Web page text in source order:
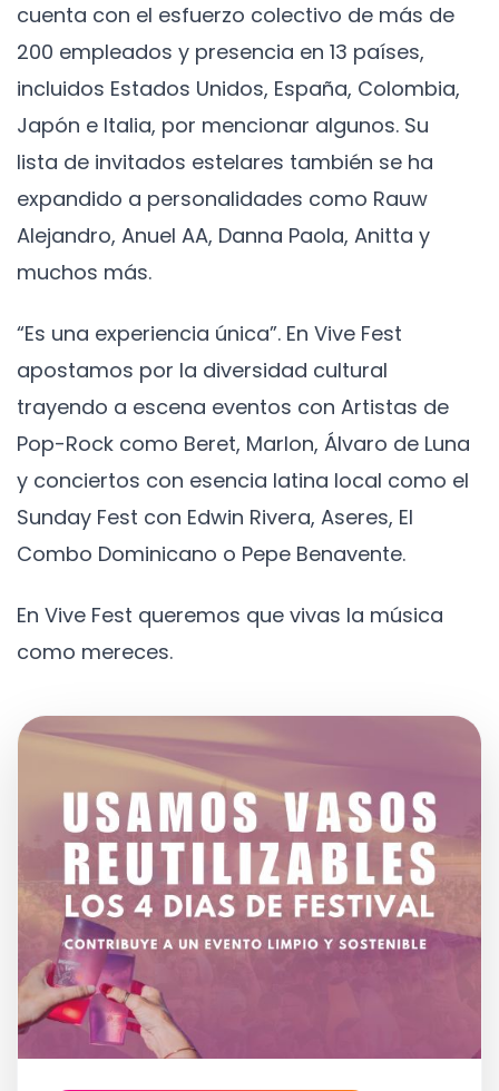
cuenta con el esfuerzo colectivo de más de
200 empleados y presencia en 13 países,
incluidos Estados Unidos, España, Colombia,
Japón e Italia, por mencionar algunos. Su
lista de invitados estelares también se ha
expandido a personalidades como Rauw
Alejandro, Anuel AA, Danna Paola, Anitta y
muchos más.
“Es una experiencia única”. En Vive Fest
apostamos por la diversidad cultural
trayendo a escena eventos con Artistas de
Pop-Rock como Beret, Marlon, Álvaro de Luna
y conciertos con esencia latina local como el
Sunday Fest con Edwin Rivera, Aseres, El
Combo Dominicano o Pepe Benavente.
En Vive Fest queremos que vivas la música
como mereces.